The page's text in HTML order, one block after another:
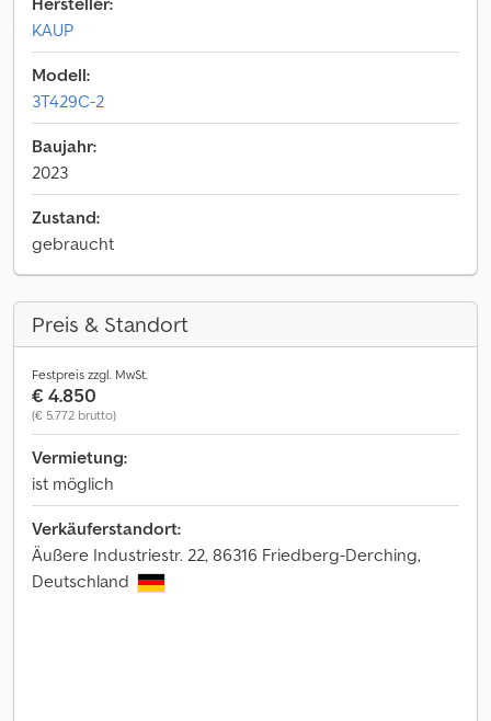
KAUP
Modell:
3T429C-2
Baujahr:
2023
Zustand:
gebraucht
Preis & Standort
Festpreis zzgl. MwSt.
€ 4.850
(€ 5.772 brutto)
Vermietung:
ist möglich
Verkäuferstandort:
Äußere Industriestr. 22, 86316 Friedberg-Derching,
Deutschland